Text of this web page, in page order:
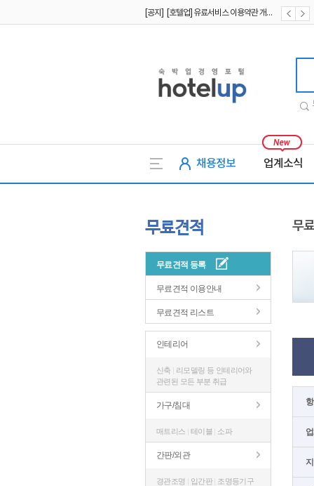
[공지] [호텔업] 유료서비스 이용약관 개정본2 (19.09.02)
채용정보 업계소식
무료견적
무료견적 등록
무료견적 이용안내
무료견적 리스트
인테리어
신축
리모델링 등 인테리어와
관련된 모든 부분 취급
가구/침대
매트리스 테이블 소파
간판/외관
경관조명 입간판| 조명등기구
무